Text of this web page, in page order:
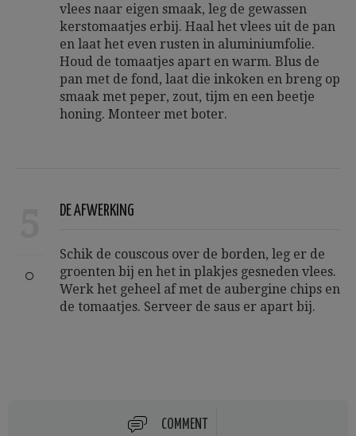
vlees naar eigen smaak, leg de gewassen
kerstomaatjes erbij. Haal het vlees uit de pan
en laat het even rusten in aluminiumfolie.
Houd de tomaatjes apart en warm. Blus de
pan met de fond, laat die inkoken en breng op
smaak met peper, zout, tijm en een beetje
honing. Monteer met boter.
DE AFWERKING
Schik de couscous over de borden, leg er de
groenten bij en het in plakjes gesneden vlees.
Werk het geheel af met de aubergine chips en
de tomaatjes. Serveer de saus er apart bij.
COMMENT